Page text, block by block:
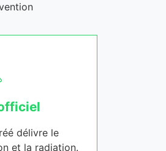
délivre le
et la radiation.